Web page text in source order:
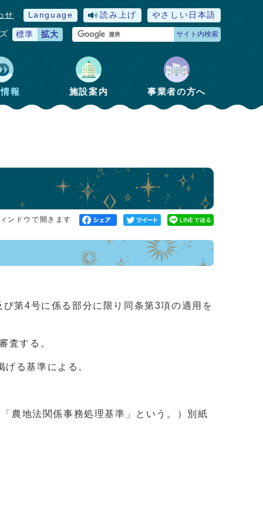
せ Language 読み上げ やさしい日本語
標準 拡大 サイト内検索
報 施設案内 事業者の方へ
ンドウで開きます
第4号に係る部分に限り同条第3項の適用を
査する。
る基準による。
農地法関係事務処理基準」という。）別紙